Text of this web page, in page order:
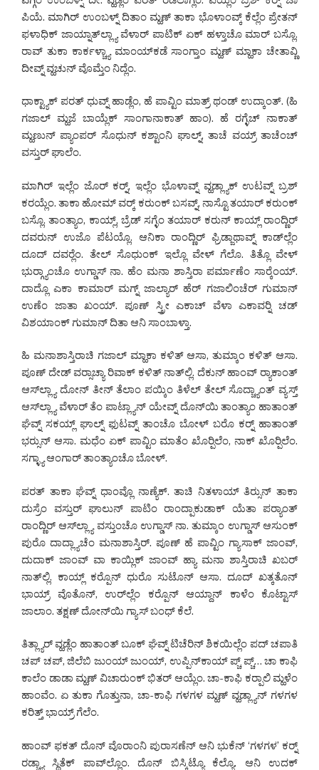
ಪಿಯೆ. ಮಾಗಿರ್ ಉಂಬಳ್ನ್ ದಿತಾಂ ಮ್ಹಣ್ ತಾಕಾ ಭೊಳಾಂವ್ಕ್ ಕೆಲ್ಲೆಂ ಪ್ರೇತನ್
ಫಳಾಧಿಕ್ ಜಾಯ್ನಾತ್‌ಲ್ಲ್ಯಾ ವೆಳಾರ್ ಪಾಟಿಕ್ ಏಕ್ ಹಳ್ತಾಚೊ ಮಾರ್ ಬಸ್ಲೊ.
ರಾವ್ ತುಕಾ ಕಾರ್ಕಳ್ಚ್ಯಾ ಮಾಂಯ್‌ಕಡೆ ಸಾಂಗ್ತಾಂ ಮ್ಹಣ್ ಮ್ಹಾಕಾ ಚೇತಾವ್ಣಿ
ದೀವ್ನ್ ವ್ಹಚುನ್ ವೊಮ್ತೆಂ ನಿದ್ಲೆಂ.
ಧಾಕ್ಟ್ಯಾಕ್ ಪರತ್ ಧುವ್ನ್ ಹಾಡ್ಲೆಂ, ಹೆ ಪಾವ್ಟಿಂ ಮಾತ್ರ್ ಥಂಡ್ ಉದ್ಕಾಂತ್. (ಹಿ
ಗಜಾಲ್ ಮ್ಹಜೆ ಬಾಯ್ಲೆಕ್ ಸಾಂಗಾನಾಕಾತ್ ಹಾಂ). ಹೆ ರಗ್ಳೆಚ್ ನಾಕಾತ್
ಮ್ಹಣುನ್ ಪ್ಯಾಂಪರ್ ಸೊಧುನ್ ಕಶ್ಟಾಂನಿ ಘಾಲ್ನ್, ತಾಚೆ ವಯ್ರ್ ತಾಚೆಂಚ್
ವಸ್ತುರ್ ಘಾಲೆಂ.
ಮಾಗಿರ್ ಇಲ್ಲೆಂ ಜೊರ್ ಕರ್‍ನ್, ಇಲ್ಲೆಂ ಭೊಳಾವ್ನ್ ವ್ಹಡ್ಲ್ಯಾಕ್ ಉಟವ್ನ್ ಬ್ರಶ್
ಕರಯ್ಲೆಂ. ತಾಕಾ ಹೋಮ್ ವರ್‍ಕ್ ಕರುಂಕ್ ಬಸವ್ನ್, ನಾಸ್ಟೊ ತಯಾರ್ ಕರುಂಕ್
ಬಸ್ಲೊ. ತಾಂತ್ಯಾಂ, ಕಾಯ್ಲ್, ಬ್ರೆಡ್ ಸಗ್ಳೆಂ ತಯಾರ್ ಕರುನ್ ಕಾಯ್ಲ್ ರಾಂದ್ಣಿರ್
ದವರುನ್ ಉಜೊ ಪೆಟಯ್ಲೊ. ಆನಿಕಾ ರಾಂದ್ಣಿರ್ ಫ್ರಿಡ್ಜಾಥಾವ್ನ್ ಕಾಡ್‌ಲ್ಲೆಂ
ದೂದ್ ದವರ್‍ಲೆಂ. ತೇಲ್ ಸೊಧುಂಕ್ ಇಲ್ಲೊ ವೇಳ್ ಗೆಲೊ. ತಿತ್ಲೊ ವೇಳ್
ಭುರ್‍ಗ್ಯಾಂಚೊ ಉಗ್ಡಾಸ್ ನಾ. ಹೆಂ ಮನಾ ಶಾಸ್ತಿರಾ ಪರ್ಮಾಣೆಂ ಸಾರ್‍ಕೆಂಯ್.
ದಾದ್ಲೊ ಎಕಾ ಕಾಮಾರ್ ಮಗ್ನ್ ಜಾಲ್ಯಾರ್ ಹೆರ್ ಗಜಾಲಿಂಚೆರ್ ಗುಮಾನ್
ಉಣೆಂ ಜಾತಾ ಖಂಯ್. ಪೂಣ್ ಸ್ತ್ರೀ ಎಕಾಚ್ ವೆಳಾ ಎಕಾವರ್‍ನಿ ಚಡ್
ವಿಶಯಾಂಕ್ ಗುಮಾನ್ ದಿತಾ ಆನಿ ಸಾಂಬಾಳ್ತಾ.
ಹಿ ಮನಾಶಾಸ್ತಿರಾಚಿ ಗಜಾಲ್ ಮ್ಹಾಕಾ ಕಳಿತ್ ಆಸಾ, ತುಮ್ಕಾಂ ಕಳಿತ್ ಆಸಾ.
ಪೂಣ್ ದೇಡ್ ವರ್‍ಸಾಚ್ಯಾ ರಿವಾಕ್ ಕಳಿತ್ ನಾತ್‌ಲ್ಲಿ. ದೆಕುನ್ ಹಾಂವ್ ರ್‍ಯಾಕಾಂತ್
ಆಸ್‌ಲ್ಲ್ಯಾ ದೋನ್ ತೀನ್ ತೆಲಾಂ ಪಯ್ಕಿಂ ತಿಳೆಲ್ ತೇಲ್ ಸೊದ್ಚ್ಯಾಂತ್ ವ್ಯಸ್ತ್
ಆಸ್‌ಲ್ಲ್ಯಾ ವೆಳಾರ್ ತೆಂ ಪಾಟ್ಲ್ಯಾನ್ ಯೇವ್ನ್ ದೊನ್‌ಯಿ ತಾಂತ್ಯಾಂ ಹಾತಾಂತ್
ಘೆವ್ನ್ ಸಕಯ್ಲ್ ಘಾಲ್ನ್ ಫುಟವ್ನ್ ತಾಂಚೊ ಬೋಳ್ ಬರೊ ಕರ್‍ನ್ ಹಾತಾಂತ್
ಭರ್‍ಸುನ್ ಆಸಾ. ಮಧೆಂ ಏಕ್ ಪಾವ್ಟಿಂ ಮಾತೆಂ ಖೊರ್‍ಪಿಲೆಂ, ನಾಕ್ ಖೊರ್‍ಪಿಲೆಂ.
ಸಗ್ಳ್ಯಾ ಆಂಗಾರ್ ತಾಂತ್ಯಾಂಚೊ ಬೋಳ್.
ಪರತ್ ತಾಕಾ ಘೆವ್ನ್ ಧಾಂವ್ಲೊ ನಾಣ್ಯೆಕ್. ತಾಚಿ ನಿತಳಾಯ್ ತಿರ್‍ಸುನ್ ತಾಕಾ
ದುಸ್ರೆಂ ವಸ್ತುರ್ ಘಾಲುನ್ ಪಾಟಿಂ ರಾಂದ್ಪಾಕುಡಾಕ್ ಯೆತಾ ಪರ್‍ಯಾಂತ್
ರಾಂದ್ಣಿರ್ ಆಸ್‌ಲ್ಲ್ಯಾ ವಸ್ತುಂಚೊ ಉಗ್ಡಾಸ್ ನಾ. ತುಮ್ಕಾಂ ಉಗ್ಡಾಸ್ ಆಸುಂಕ್
ಪುರೊ ದಾದ್ಲ್ಯಾಚೆಂ ಮನಾಶಾಸ್ತಿರ್. ಪೂಣ್ ಹೆ ಪಾವ್ಟಿಂ ಗ್ಯಾಸಾಕ್ ಜಾಂವ್,
ದುದಾಕ್ ಜಾಂವ್ ವಾ ಕಾಯ್ಲಿಕ್ ಜಾಂವ್ ಹ್ಯಾ ಮನಾ ಶಾಸ್ತಿರಾಚಿ ಖಬರ್
ನಾತ್‌ಲ್ಲಿ. ಕಾಯ್ಲ್ ಕರ್‍ಪೊನ್ ಧುರೊ ಸುಟೊನ್ ಆಸಾ. ದೂದ್ ಖತ್ಕತೊನ್
ಭಾಯ್ರ್ ವೊತೊನ್, ಉರ್‌ಲ್ಲೆಂ ಕರ್‍ಪೊನ್ ಆಯ್ದಾನ್ ಕಾಳೆಂ ಕೊಟ್ಟಾಸ್
ಜಾಲಾಂ. ತಕ್ಷಣ್ ದೋನ್‌ಯಿ ಗ್ಯಾಸ್ ಬಂಧ್ ಕೆಲೆ.
ತಿತ್ಲ್ಯಾರ್ ವ್ಹಡ್ಲೆಂ ಹಾತಾಂತ್ ಬೂಕ್ ಘೆವ್ನ್ ಟಿಚೆರಿನ್ ಶಿಕಯಿಲ್ಲೆಂ ಪದ್ ಚಪಾತಿ
ಚಪ್ ಚಪ್, ಜಿಲೆಬಿ ಜುಂಯ್ ಜುಂಯ್, ಉಪ್ಪಿನ್‌ಕಾಯ್ ಪ್ಚ್ ಪ್ಚ್… ಚಾ ಕಾಫಿ
ಕಾಲೆಂ ಡಾಡಾ ಮ್ಹಣ್ ವಿಚಾರುಂಕ್ ಭಿತರ್ ಆಯ್ಲೆಂ. ಚಾ-ಕಾಫಿ ಕರ್‍ಪಾಲಿ ಮ್ಹಳೆಂ
ಹಾಂವೆಂ. ಏ ತುಕಾ ಗೊತ್ತುನಾ, ಚಾ-ಕಾಫಿ ಗಳಗಳ ಮ್ಹಣ್ ವ್ಹಡ್ಲ್ಯಾನ್ ಗಳಗಳ
ಕರಿತ್ತ್ ಭಾಯ್ರ್ ಗೆಲೆಂ.
ಹಾಂವ್ ಫಕತ್ ದೊನ್ ವೊರಾಂನಿ ಪುರಾಸಣೆನ್ ಆನಿ ಭುಕೆನ್ ‘ಗಳಗಳ’ ಕರ್‍ನ್
ರಡ್ಚ್ಯಾ ಸ್ಥಿತೆಕ್ ಪಾವ್‌ಲ್ಲೊಂ. ದೊನ್ ಬಿಸ್ಕಿಟ್ಯೊ ಕೆಲ್ಯೊ. ಆನಿ ಉದಕ್